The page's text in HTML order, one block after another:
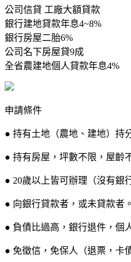
公司信貸 工廠大額貸款
銀行建地貸款年息4~8%
銀行房屋二胎6%
公司名下房屋貸9成
全省農建地個人貸款年息4%
申請條件
● 持有土地（農地、建地）持
● 持有房屋，坪數不限，屋齡
● 20歲以上皆可辦理（沒有銀
● 向銀行貸款者，或未貸款者
● 負債比過高，銀行退件，個
● 免徵信，免保人（退票，卡